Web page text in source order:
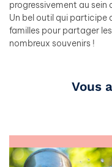
progressivement au sein
Un bel outil qui participe
familles pour partager
nombreux souvenirs !
Vous